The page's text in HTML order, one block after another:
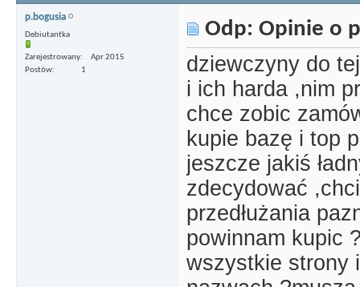
p.bogusia
Debiutantka
Zarejestrowany
Apr 2015
Postów
1
Odp: Opinie o
dziewczyny do
i ich harda ,nim
chce zobic
kupie bazę i top
jeszcze jakiś
zdecydować
przedłużania
powinnam kupic
wszystkie strony